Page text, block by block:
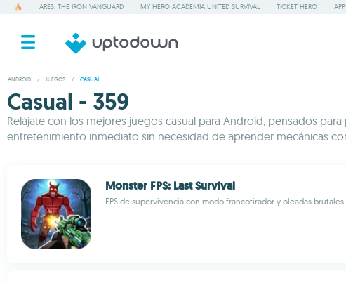
ARES: THE IRON VANGUARD MY HERO ACADEMIA UNITED SURVIVAL TICKET HERO
ANDROID / JUEGOS / CASUAL
Casual - 359
Relájate con los mejores juegos casual para Android, pensados
entretenimiento inmediato sin necesidad de aprender mecánicas
Monster FPS: Last Survival
FPS de supervivencia con modo francotirador y oleadas brutales